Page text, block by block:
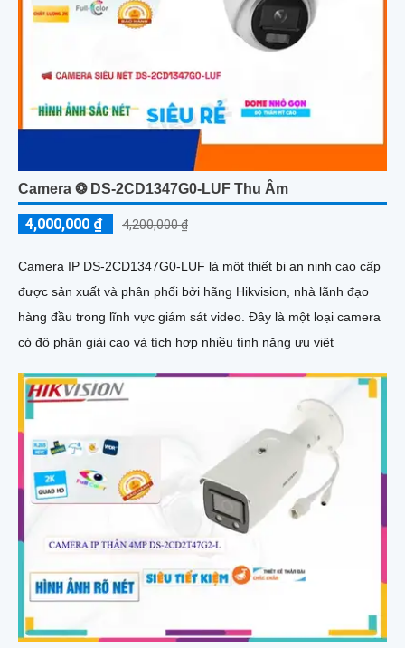
Camera ❂ DS-2CD1347G0-LUF Thu Âm
4,000,000 ₫ 4,200,000 ₫
Camera IP DS-2CD1347G0-LUF là một thiết bị an ninh cao cấp
được sản xuất và phân phối bởi hãng Hikvision, nhà lãnh đạo
hàng đầu trong lĩnh vực giám sát video. Đây là một loại camera
có độ phân giải cao và tích hợp nhiều tính năng ưu việt